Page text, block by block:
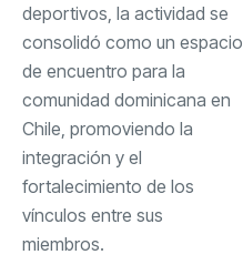
deportivos, la actividad se
consolidó como un espacio
de encuentro para la
comunidad dominicana en
Chile, promoviendo la
integración y el
fortalecimiento de los
vínculos entre sus
miembros.